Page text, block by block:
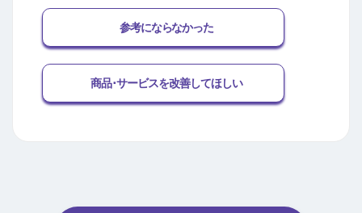
参考にならなかった
商品･サービスを改善してほしい